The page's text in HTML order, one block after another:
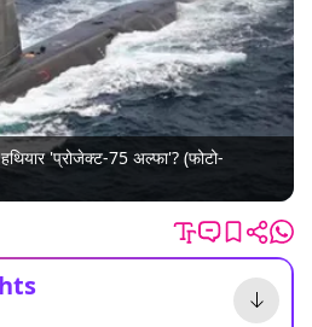
'प्रोजेक्ट-75 अल्फा'? (फोटो-